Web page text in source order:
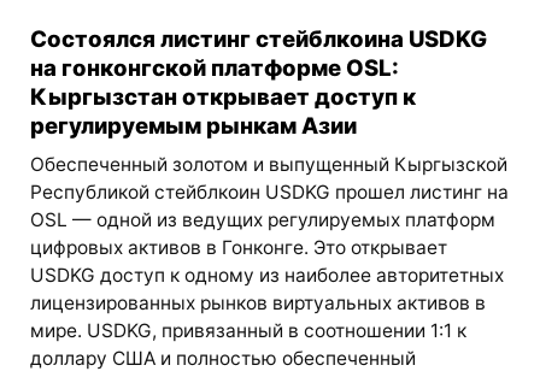
Состоялся листинг стейблкоина USDKG
на гонконгской платформе OSL:
Кыргызстан открывает доступ к
регулируемым рынкам Азии
Обеспеченный золотом и выпущенный Кыргызской
Республикой стейблкоин USDKG прошел листинг на
OSL — одной из ведущих регулируемых платформ
цифровых активов в Гонконге. Это открывает
USDKG доступ к одному из наиболее авторитетных
лицензированных рынков виртуальных активов в
мире. USDKG, привязанный в соотношении 1:1 к
доллару США и полностью обеспеченный